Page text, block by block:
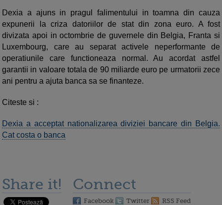
Dexia a ajuns in pragul falimentului in toamna din cauza
expunerii la criza datoriilor de stat din zona euro. A fost
divizata apoi in octombrie de guvernele din Belgia, Franta si
Luxembourg, care au separat activele neperformante de
operatiunile care functioneaza normal. Au acordat astfel
garantii in valoare totala de 90 miliarde euro pe urmatorii zece
ani pentru a ajuta banca sa se finanteze.
Citeste si :
Dexia a acceptat nationalizarea diviziei bancare din Belgia.
Cat costa o banca
Share it! Connect
Facebook Twitter RSS Feed